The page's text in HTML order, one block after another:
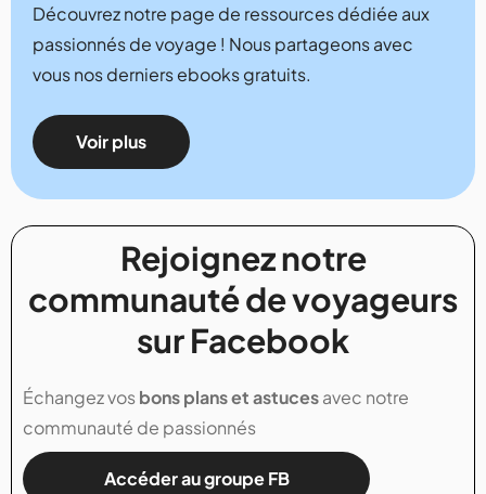
Découvrez notre page de ressources dédiée aux
passionnés de voyage ! Nous partageons avec
vous nos derniers ebooks gratuits.
Voir plus
Rejoignez notre
communauté de voyageurs
sur Facebook
Échangez vosbons plans et astucesavec notre
communauté de passionnés
Accéder au groupe FB